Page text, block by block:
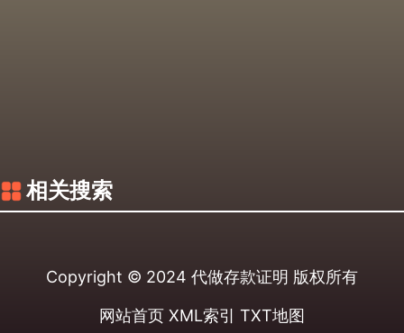
相关搜索
Copyright © 2024 代做存款证明 版权所有
网站首页 XML索引 TXT地图